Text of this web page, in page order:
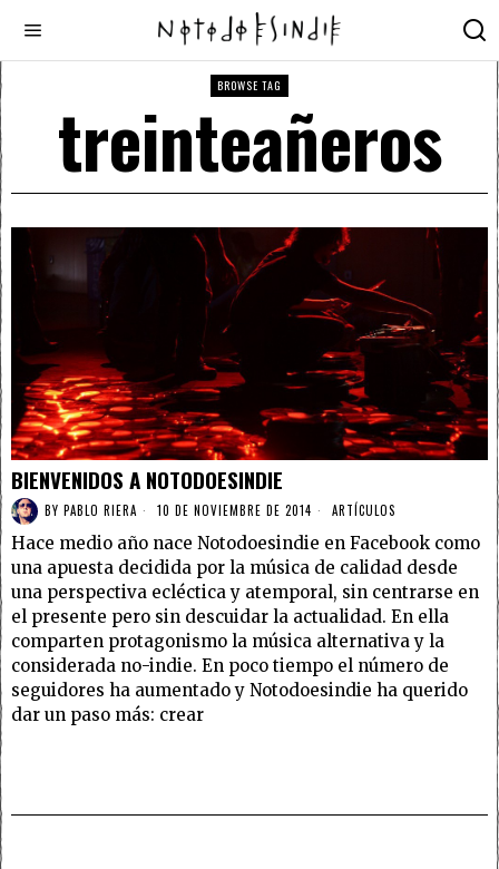
BROWSE TAG
treinteañeros
BIENVENIDOS A NOTODOESINDIE
BY PABLO RIERA 10 DE NOVIEMBRE DE 2014 ARTÍCULOS
Hace medio año nace Notodoesindie en Facebook como
una apuesta decidida por la música de calidad desde
una perspectiva ecléctica y atemporal, sin centrarse en
el presente pero sin descuidar la actualidad. En ella
comparten protagonismo la música alternativa y la
considerada no-indie. En poco tiempo el número de
seguidores ha aumentado y Notodoesindie ha querido
dar un paso más: crear